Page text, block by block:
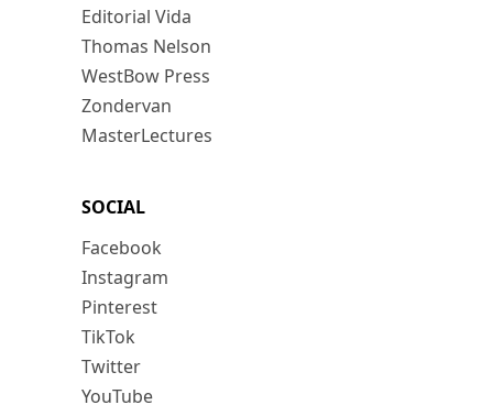
Editorial Vida
Thomas Nelson
WestBow Press
Zondervan
MasterLectures
SOCIAL
Facebook
Instagram
Pinterest
TikTok
Twitter
YouTube